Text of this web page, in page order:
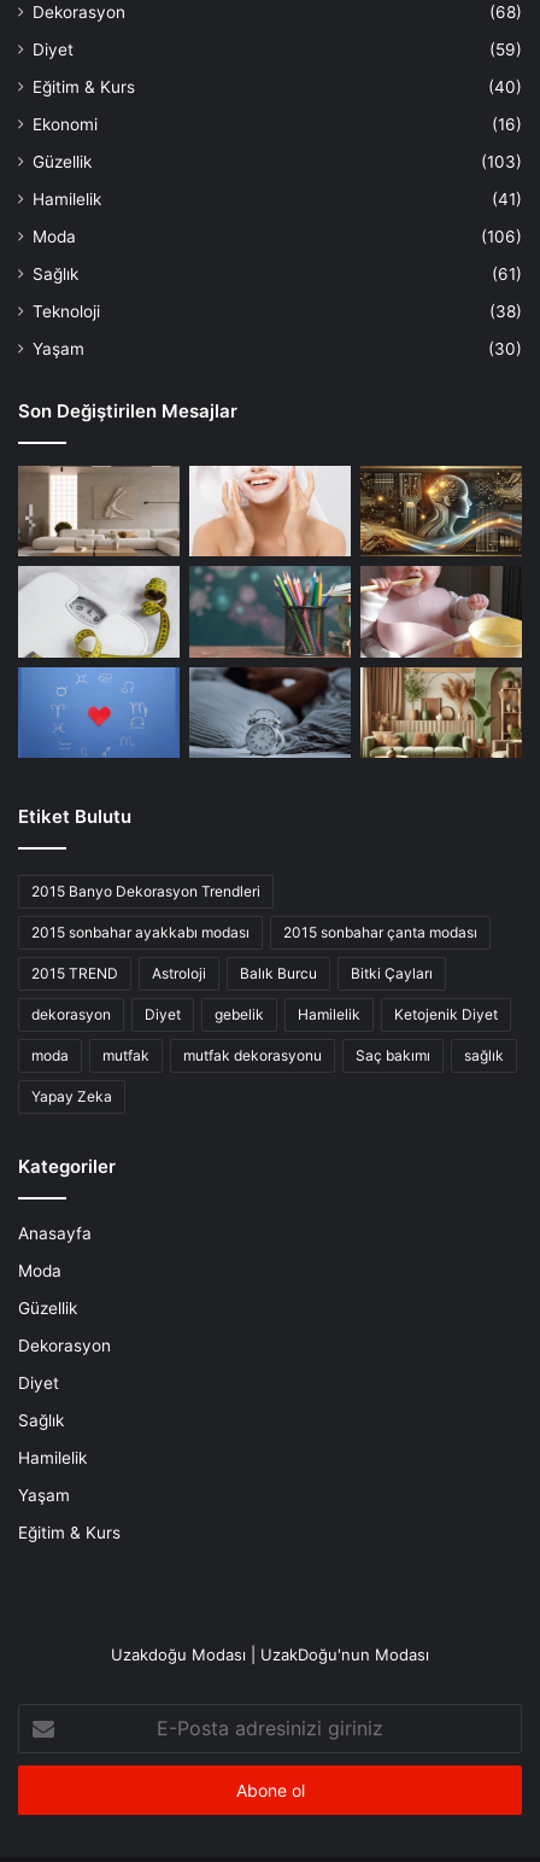
Dekorasyon
(68)
Diyet
(59)
Eğitim & Kurs
(40)
Ekonomi
(16)
Güzellik
(103)
Hamilelik
(41)
Moda
(106)
Sağlık
(61)
Teknoloji
(38)
Yaşam
(30)
Son Değiştirilen Mesajlar
Etiket Bulutu
2015 Banyo Dekorasyon Trendleri
2015 sonbahar ayakkabı modası 2015 sonbahar çanta modası
2015 TREND Astroloji Balık Burcu Bitki Çayları
dekorasyon Diyet gebelik Hamilelik Ketojenik Diyet
moda mutfak mutfak dekorasyonu Saç bakımı sağlık
Yapay Zeka
Kategoriler
Anasayfa
Moda
Güzellik
Dekorasyon
Diyet
Sağlık
Hamilelik
Yaşam
Eğitim & Kurs
Uzakdoğu Modası | UzakDoğu'nun Modası
Posta
adresinizi